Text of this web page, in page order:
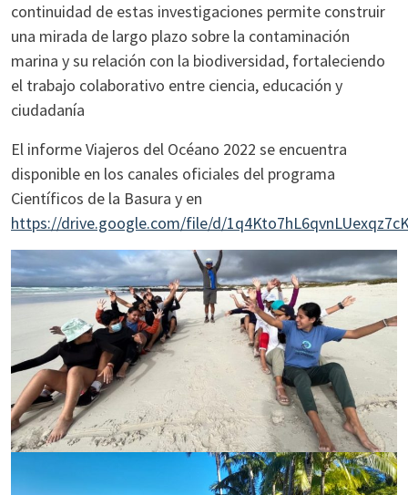
continuidad de estas investigaciones permite construir
una mirada de largo plazo sobre la contaminación
marina y su relación con la biodiversidad, fortaleciendo
el trabajo colaborativo entre ciencia, educación y
ciudadanía
El informe Viajeros del Océano 2022 se encuentra
disponible en los canales oficiales del programa
Científicos de la Basura y en
https://drive.google.com/file/d/